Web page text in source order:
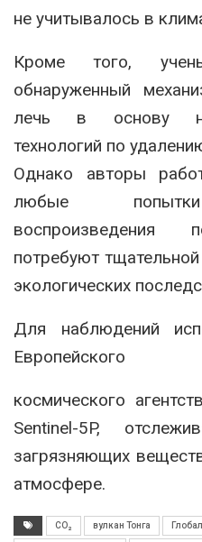
не учитывалось в
Кроме того,
обнаруженный
лечь в основу
технологий по
Однако авторы
любые попытки
воспроизведения
потребуют
экологических
Для наблюдений
Европейского
космического
Sentinel-5P,
загрязняющих
атмосфере.
CO₂ вулкан Тонга